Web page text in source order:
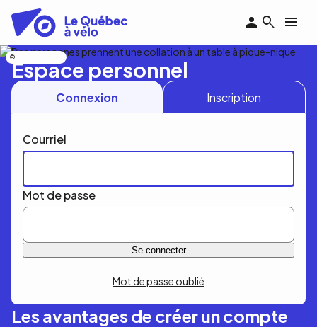
contenu
principal
Espace personnel
Connexion Inscription
Courriel
Mot de passe
Mot de passe oublié
Les avantages de créer un compte